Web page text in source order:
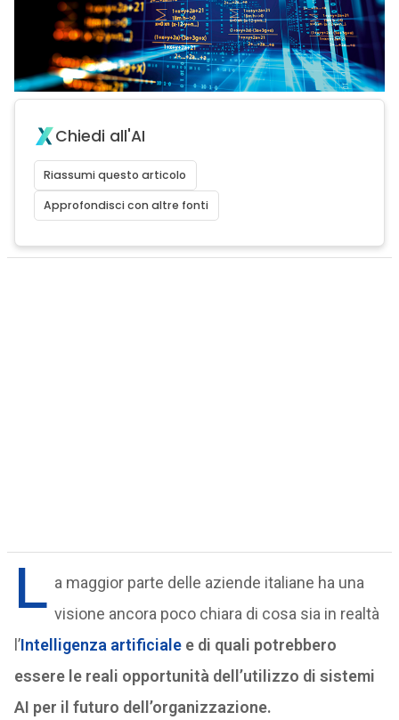
Chiedi all'AI
Riassumi questo articolo
Approfondisci con altre fonti
L a maggior parte delle aziende italiane ha una
visione ancora poco chiara di cosa sia in realtà
l’Intelligenza artificialee di quali potrebbero
essere le reali opportunità dell’utilizzo di sistemi
AI per il futuro dell’organizzazione.